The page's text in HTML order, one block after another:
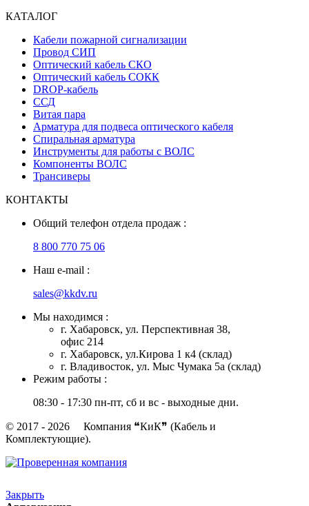
КАТАЛОГ
Кабели пожарной сигнализации
Провод СИП
Оптический кабель СКО
Оптический кабель СОКК
DROP-кабель
ССД
Витая пара
Арматура для подвеса оптического кабеля
Спиральная арматура
Инструменты для работы с ВОЛС
Компоненты ВОЛС
Трансиверы
КОНТАКТЫ
Общий телефон отдела продаж :
8 800 770 75 06
Наш e-mail :
sales@kkdv.ru
Мы находимся :
г. Хабаровск, ул. Перспективная 38,
офис 214
г. Хабаровск, ул.Кирова 1 к4 (склад)
г. Владивосток, ул. Мыс Чумака 5а (склад)
Режим работы :
08:30 - 17:30 пн-пт, сб и вс - выходные дни.
© 2017 - 2026 Компания ❝КиК❞ (Кабель и
Комплектующие).
Закрыть